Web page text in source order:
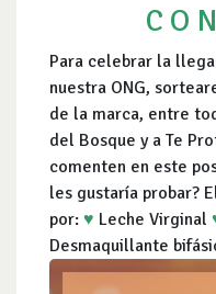
C O
Para celebrar la
nuestra ONG,
de la marca, entre
del Bosque y a Te
comenten en este
les gustaría probar?
por: ♥ Leche Virginal
Desmaquillante